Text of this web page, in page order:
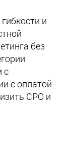
и
без
с
с оплатой
CPO и